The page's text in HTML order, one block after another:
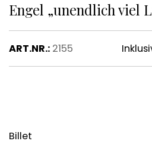
Engel „unendlich viel
ART.NR.: 2155
Billet